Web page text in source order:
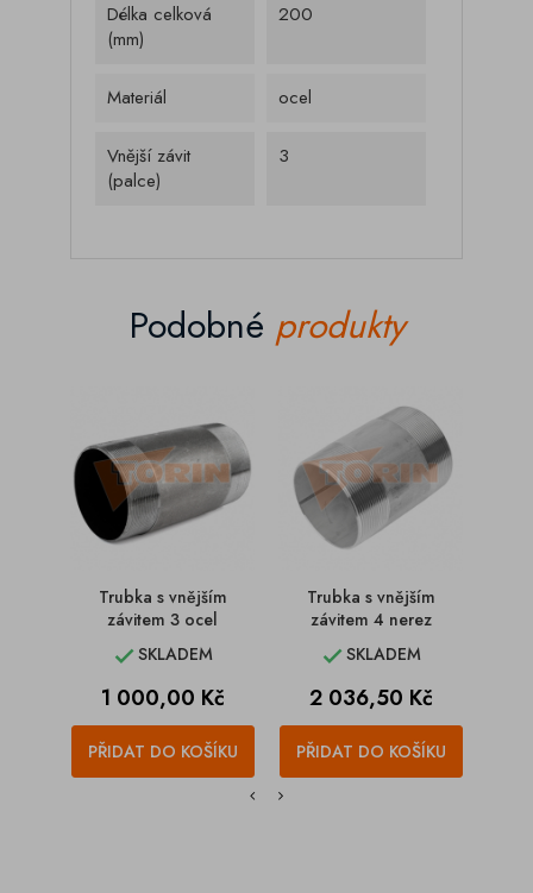
Délka celková
(mm)
200
Materiál ocel
Vnější závit
(palce)
3
Podobné produkty
Trubka s vnějším
závitem 3 ocel
SKLADEM
Cena
1 000,00 Kč
PŘIDAT DO KOŠÍKU
Trubka s vnějším
závitem 4 nerez
SKLADEM
Cena
2 036,50 Kč
PŘIDAT DO KOŠÍKU